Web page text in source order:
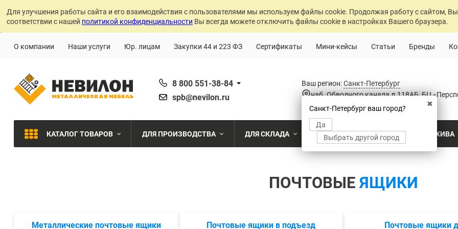
Для улучшения работы сайта и его взаимодействия с пользователями мы используем файлы cookie. Продолжая работу с сайтом,
соответствии с нашей политикой конфиденциальности Вы всегда можете отключить файлы cookie в настройках Вашего браузера.
О компании Наши услуги Юр. лицам Закупки 44 и 223 ФЗ Сертификаты Мини-кейсы Статьи Бренды
8 800 551-38-84
spb@nevilon.ru
Ваш регион:Санкт-Петербург
✖
Санкт-Петербург ваш город?
Да
Выбрать другой город
наб. Обводного канала д.118АБ, БЦ
MS Standart
MS U
Полочные
КАТАЛОГ ТОВАРОВ ДЛЯ ПРОИЗВОДСТВА
Склад временного хранения
ДЛЯ СКЛАДА
Раздевалка на пищевом производстве
ДЛЯ РАЗДЕВАЛОК ДЛЯ АРХИВА
ПОЧТОВЫЕЯЩИКИ
Металлические почтовые ящики Почтовые ящики в подъезд
Почтовые ящики